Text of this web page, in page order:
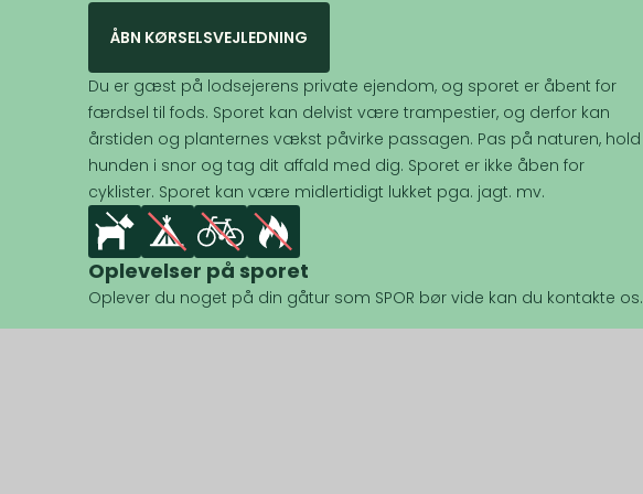
ÅBN KØRSELSVEJLEDNING
Du er gæst på lodsejerens private ejendom, og sporet er åbent for
færdsel til fods. Sporet kan delvist være trampestier, og derfor kan
årstiden og planternes vækst påvirke passagen. Pas på naturen, hold
hunden i snor og tag dit affald med dig. Sporet er ikke åben for
cyklister. Sporet kan være midlertidigt lukket pga. jagt. mv.
Oplevelser på sporet
Oplever du noget på din gåtur som SPOR bør vide kan du kontakte os.